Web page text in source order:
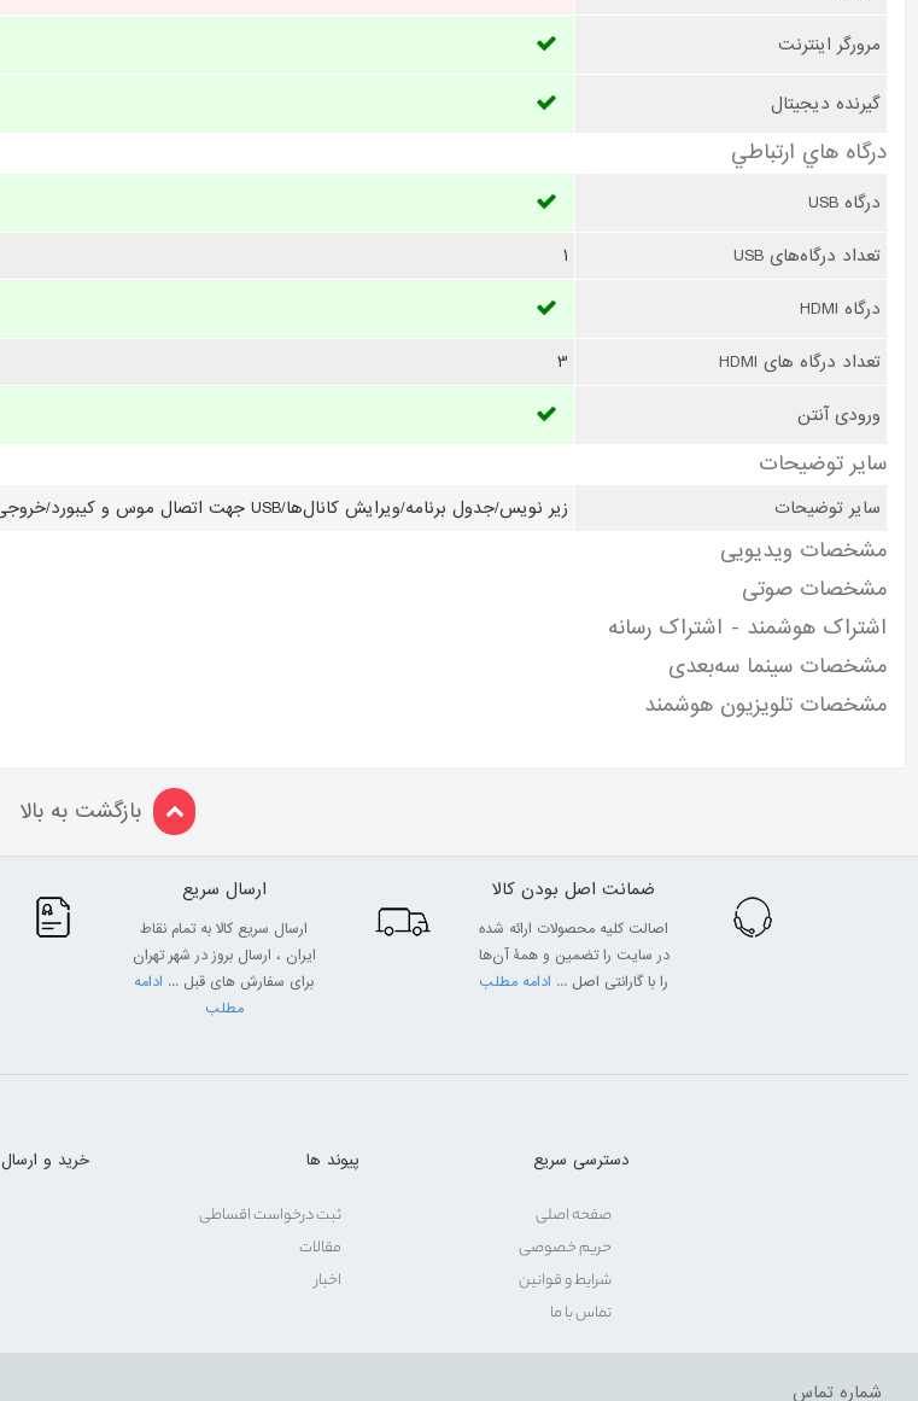
مرورگر اینترنت
گیرنده دیجیتال
درگاه هاي ارتباطي
درگاه USB
تعداد درگاه‌های USB
1
درگاه HDMI
تعداد درگاه های HDMI
3
ورودی آنتن
سایر توضیحات
سایر توضیحات زیر نویس/جدول برنامه/ویرایش کانال‌ها/USB جهت اتصال موس و کیبورد/خروجی هدفون/زبان English, Persian and others/
مشخصات ویدیویی
مشخصات صوتی
اشتراک هوشمند - اشتراک رسانه
مشخصات سینما سه‌بعدی
مشخصات تلویزیون هوشمند
بازگشت به بالا
ضمانت اصل بودن کالا
اصالت کلیه محصولات ارائه شده
در سایت را تضمین و همۀ آن‌ها
را با گارانتی اصل ... ادامه مطلب
ارسال سریع
ارسال سریع کالا به تمام نقاط
ایران ، ارسال بروز در شهر تهران
برای سفارش های قبل ... ادامه
مطلب
دسترسی سریع
صفحه اصلی
حریم خصوصی
شرایط و قوانین
تماس با ما
پیوند ها
ثبت درخواست اقساطی
مقالات
اخبار
خرید و ارسال
شماره تماس